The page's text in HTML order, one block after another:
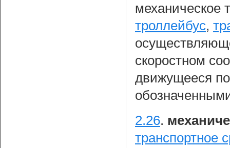
механическое
троллейбус,
скоростном
движущееся
2.26.
транспортное